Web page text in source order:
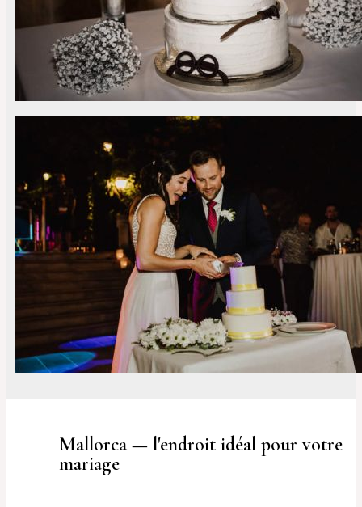
Mallorca — l'endroit idéal pour votre
mariage